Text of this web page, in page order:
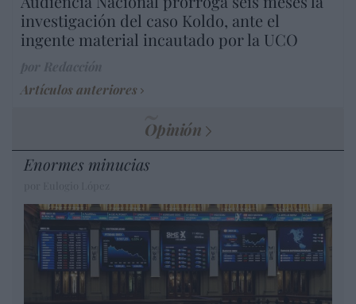
investigación del caso Koldo, ante el
ingente material incautado por la UCO
Artículos anteriores
Opinión
Enormes minucias